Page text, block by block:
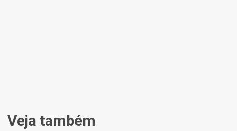
Veja também